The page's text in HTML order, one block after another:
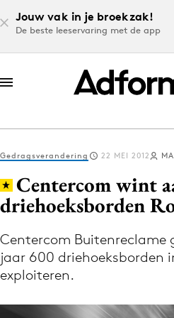
Jouw vak in je broekzak!
De beste leeservaring met de app
Log in
Volg het laatste
Nieuws
Gedragsverandering 22 MEI 2012
Centercom wint
driehoeksborden
Centercom Buitenreclame
jaar 600 driehoeksborden
exploiteren.